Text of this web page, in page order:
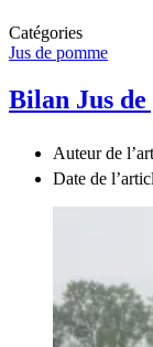
Catégories
Jus de pomme
Bilan Jus de
Auteur de
Date de